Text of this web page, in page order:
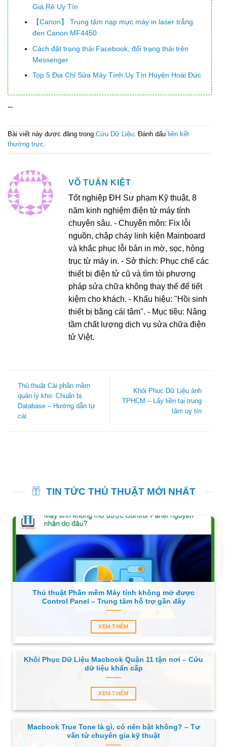
Giá Rẻ Uy Tín
【Canon】 Trung tâm nạp mực máy in laser trắng
đen Canon MF4450
Cách đặt trạng thái Facebook, đổi trạng thái trên
Messenger
Top 5 Địa Chỉ Sửa Máy Tính Uy Tín Huyện Hoài Đức
--
Bài viết này được đăng trong Cứu Dữ Liệu . Đánh dấu liên kết
thường trực
VÕ TUẤN KIỆT
Tốt nghiệp ĐH Sư phạm Kỹ thuật, 8
năm kinh nghiệm điện tử máy tính
chuyên sâu. - Chuyên môn: Fix lỗi
nguồn, chập cháy linh kiện Mainboard
và khắc phục lỗi bản in mờ, sọc, hỏng
trục từ máy in. - Sở thích: Phục chế các
thiết bị điện tử cũ và tìm tòi phương
pháp sửa chữa không thay thế để tiết
kiệm cho khách. - Khẩu hiệu: "Hồi sinh
thiết bị bằng cái tâm". - Mục tiêu: Nâng
tầm chất lượng dịch vụ sửa chữa điện
tử Việt.
Thủ thuật Cài phần mềm
quản lý kho: Chuẩn bị
Database – Hướng dẫn tự
cài
Khôi Phục Dữ Liệu ảnh
TPHCM – Lấy liền tại trung
tâm uy tín
TIN TỨC THỦ THUẬT MỚI NHẤT
Thủ thuật Phần mềm Máy tính không mở được
Control Panel – Trung tâm hỗ trợ gần đây
XEM THÊM
Khôi Phục Dữ Liệu Macbook Quận 11 tận nơi – Cứu
dữ liệu khẩn cấp
XEM THÊM
Macbook True Tone là gì, có nên bật không? – Tư
vấn từ chuyên gia kỹ thuật